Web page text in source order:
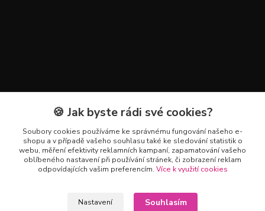
Kontakty
+420 602 223 614
info@zahradnictvipetro.cz
🍪 Jak byste rádi své cookies?
Soubory cookies používáme ke správnému fungování našeho e-
shopu a v případě vašeho souhlasu také ke sledování statistik o
webu, měření efektivity reklamních kampaní, zapamatování vašeho
oblíbeného nastavení při používání stránek, či zobrazení reklam
odpovídajících vašim preferencím. Více k využití cookies
Nastavení Souhlasím